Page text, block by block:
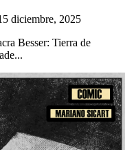
diciembre, 2025
Besser: Tierra de